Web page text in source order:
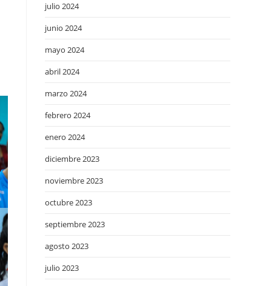
julio 2024
junio 2024
mayo 2024
abril 2024
marzo 2024
febrero 2024
enero 2024
diciembre 2023
noviembre 2023
octubre 2023
septiembre 2023
agosto 2023
julio 2023